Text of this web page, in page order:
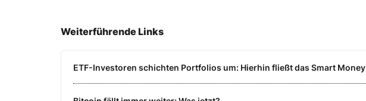
Weiterführende Links
ETF-Investoren schichten Portfolios um: Hierhin fließt das Smart Money